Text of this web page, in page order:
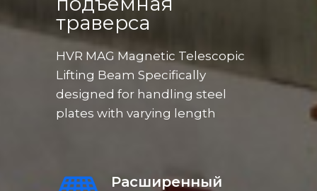
траверса
HVR MAG Magnetic Telescopic
Lifting Beam Specifically
designed for handling steel
plates with varying length
Расширенный